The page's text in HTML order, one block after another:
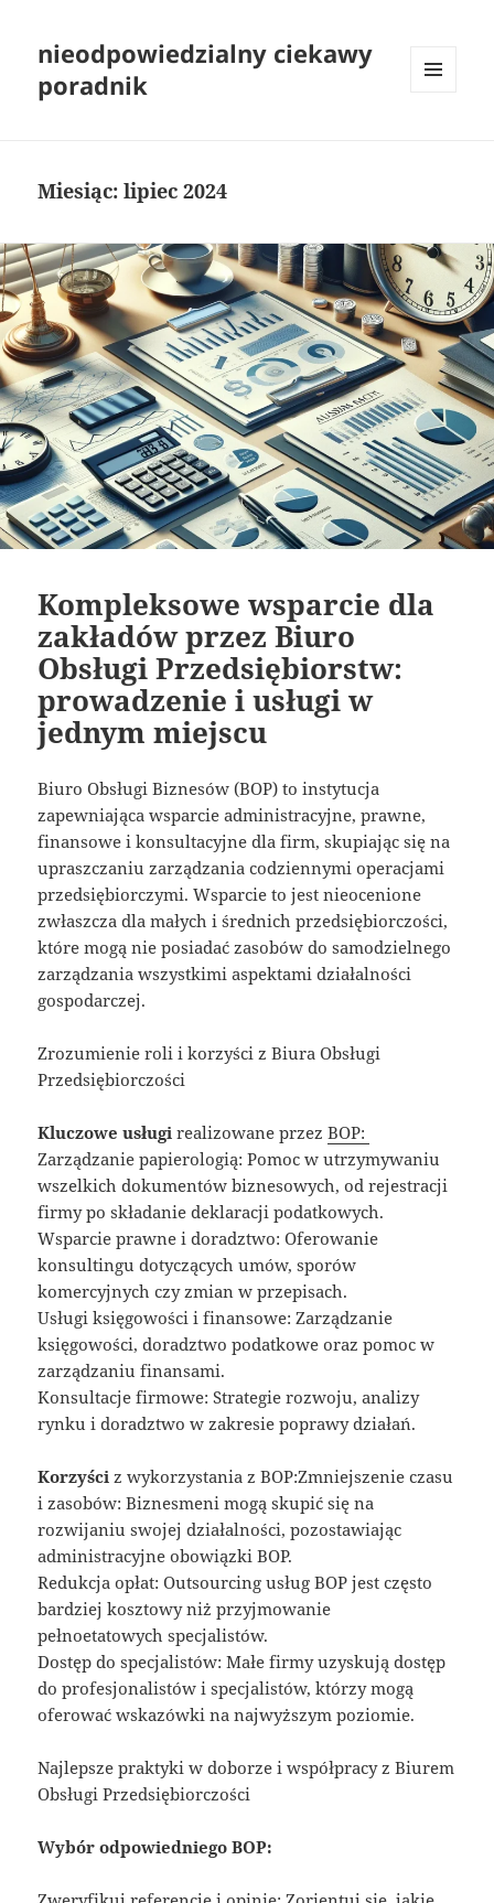
nieodpowiedzialny ciekawy
poradnik
Miesiąc:lipiec 2024
Kompleksowe wsparcie dla
zakładów przez Biuro
Obsługi Przedsiębiorstw:
prowadzenie i usługi w
jednym miejscu
Biuro Obsługi Biznesów (BOP) to instytucja
zapewniająca wsparcie administracyjne, prawne,
finansowe i konsultacyjne dla firm, skupiając się na
upraszczaniu zarządzania codziennymi operacjami
przedsiębiorczymi. Wsparcie to jest nieocenione
zwłaszcza dla małych i średnich przedsiębiorczości,
które mogą nie posiadać zasobów do samodzielnego
zarządzania wszystkimi aspektami działalności
gospodarczej.
Zrozumienie roli i korzyści z Biura Obsługi
Przedsiębiorczości
Kluczowe usługi realizowane przezBOP:
Zarządzanie papierologią: Pomoc w utrzymywaniu
wszelkich dokumentów biznesowych, od rejestracji
firmy po składanie deklaracji podatkowych.
Wsparcie prawne i doradztwo: Oferowanie
konsultingu dotyczących umów, sporów
komercyjnych czy zmian w przepisach.
Usługi księgowości i finansowe: Zarządzanie
księgowości, doradztwo podatkowe oraz pomoc w
zarządzaniu finansami.
Konsultacje firmowe: Strategie rozwoju, analizy
rynku i doradztwo w zakresie poprawy działań.
Korzyści z wykorzystania z BOP:Zmniejszenie czasu
i zasobów: Biznesmeni mogą skupić się na
rozwijaniu swojej działalności, pozostawiając
administracyjne obowiązki BOP.
Redukcja opłat: Outsourcing usług BOP jest często
bardziej kosztowy niż przyjmowanie
pełnoetatowych specjalistów.
Dostęp do specjalistów: Małe firmy uzyskują dostęp
do profesjonalistów i specjalistów, którzy mogą
oferować wskazówki na najwyższym poziomie.
Najlepsze praktyki w doborze i współpracy z Biurem
Obsługi Przedsiębiorczości
Wybór odpowiedniego BOP: